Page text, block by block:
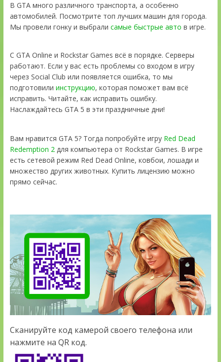
В GTA много различного транспорта, а особенно
автомобилей. Посмотрите топ лучших машин для города.
Мы провели гонку и выбрали самые быстрые авто в игре.
С GTA Online и Rockstar Games всё в порядке. Серверы
работают. Если у вас есть проблемы со входом в игру
через Social Club или появляется ошибка, то мы
подготовили инструкцию, которая поможет вам всё
исправить. Читайте, как исправить ошибку.
Наслаждайтесь GTA 5 в эти праздничные дни!
Вам нравится GTA 5? Тогда попробуйте игру Red Dead
Redemption 2для компьютера от Rockstar Games. В игре
есть сетевой режим Red Dead Online, ковбои, лошади и
множество других животных. Купить лицензию можно
прямо сейчас.
Сканируйте код камерой своего телефона или
нажмите на QR код.